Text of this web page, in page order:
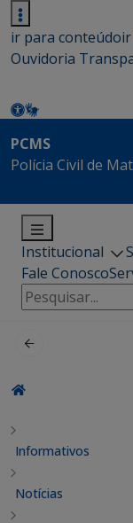
ir para conteúdo
Ouvidoria
PCMS
Polícia Civil de
Institucional
Fale Conosco
Pesquisar
por:
Informativos
Notícias